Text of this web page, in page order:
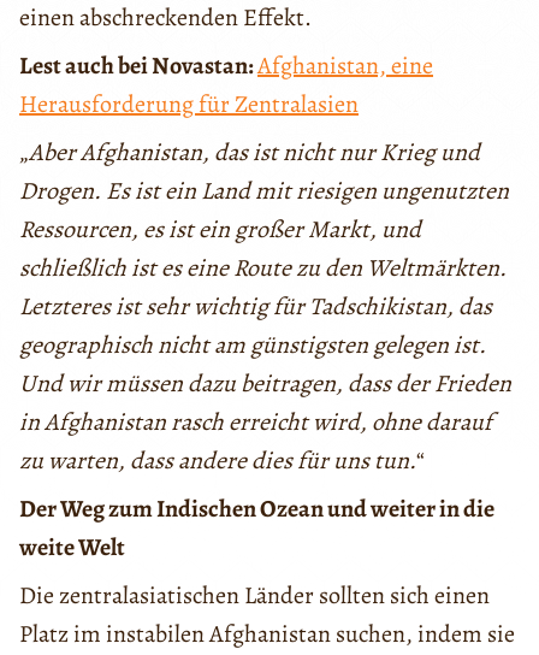
einen abschreckenden Effekt.
Lest auch bei Novastan:Afghanistan, eine
Herausforderung für Zentralasien
„Aber Afghanistan, das ist nicht nur Krieg und
Drogen. Es ist ein Land mit riesigen ungenutzten
Ressourcen, es ist ein großer Markt, und
schließlich ist es eine Route zu den Weltmärkten.
Letzteres ist sehr wichtig für Tadschikistan, das
geographisch nicht am günstigsten gelegen ist.
Und wir müssen dazu beitragen, dass der Frieden
in Afghanistan rasch erreicht wird, ohne darauf
zu warten, dass andere dies für uns tun.“
Der Weg zum Indischen Ozean und weiter in die
weite Welt
Die zentralasiatischen Länder sollten sich einen
Platz im instabilen Afghanistan suchen, indem sie